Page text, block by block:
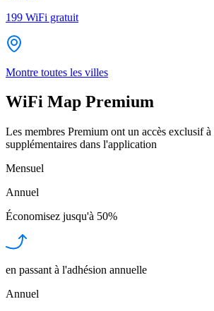
199 WiFi gratuit
Montre toutes les villes
WiFi Map Premium
Les membres Premium ont un accès exclusif
supplémentaires dans l'application
Mensuel
Annuel
Économisez jusqu'à 50%
en passant à l'adhésion annuelle
Annuel